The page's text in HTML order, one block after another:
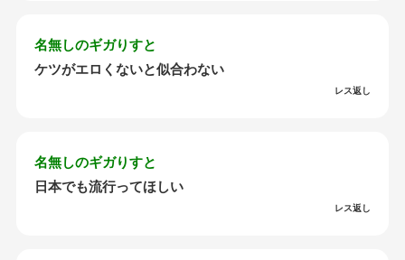
名無しのギガりすと
ケツがエロくないと似合わない
レス返し
名無しのギガりすと
日本でも流行ってほしい
レス返し